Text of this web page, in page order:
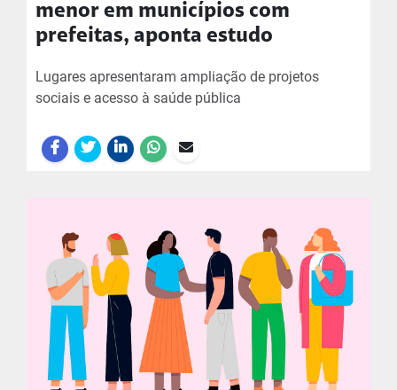
menor em municípios com
prefeitas, aponta estudo
Lugares apresentaram ampliação de projetos
sociais e acesso à saúde pública